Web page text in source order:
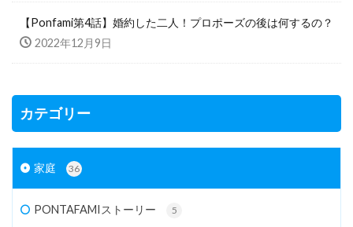
【Ponfami第4話】婚約した二人！プロポーズの後は何するの？
2022年12月9日
カテゴリー
家庭 36
PONTAFAMIストーリー 5